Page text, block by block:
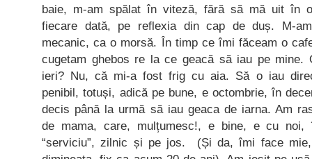
baie, m-am spălat în viteză, fără să mă uit în
fiecare dată, pe reflexia din cap de duș. M-
mecanic, ca o morsă. În timp ce îmi făceam o
cugetam ghebos re la ce geacă să iau pe
ieri? Nu, că mi-a fost frig cu aia. Să o iau
penibil, totuși, adică pe bune, e octombrie, în
decis până la urmă să iau geaca de iarna. Am
de mama, care, mulțumesc!, e bine, e cu
“serviciu”, zilnic și pe jos. (Și da, îmi face mie,